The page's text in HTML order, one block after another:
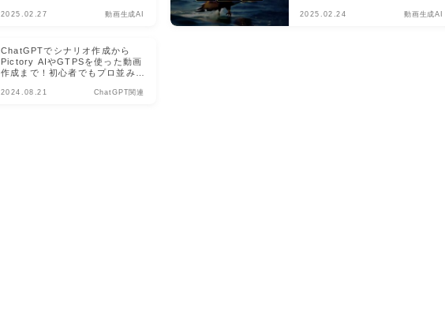
2025.02.27 動画生成AI 2025.02.24 動画生成AI
ChatGPTでシナリオ作成から
Pictory AIやGTPSを使った動画
作成まで！初心者でもプロ並みの
2024.08.21 ChatGPT関連